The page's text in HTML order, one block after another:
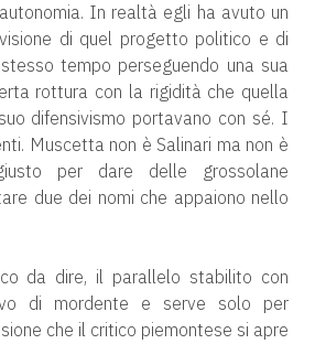
In realtà egli ha avuto un
di quel progetto politico e di
tempo perseguendo una sua
rottura con la rigidità che quella
difensivismo portavano con sé. I
Muscetta non è Salinari ma non è
per dare delle grossolane
due dei nomi che appaiono nello
da dire, il parallelo stabilito con
di mordente e serve solo per
che il critico piemontese si apre